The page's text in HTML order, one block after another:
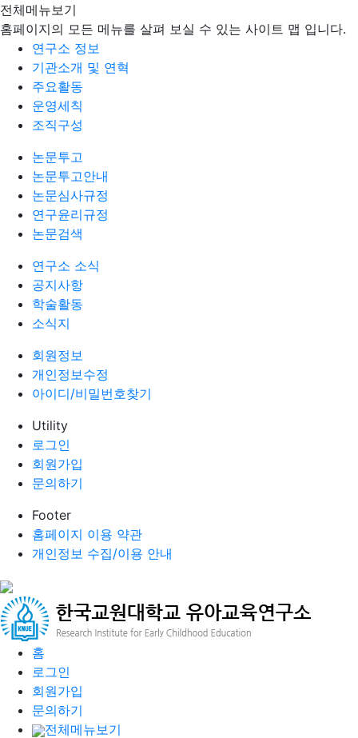
전체메뉴보기
홈페이지의 모든 메뉴를 살펴 보실 수 있는 사이트 맵 입니다.
연구소 정보
기관소개 및 연혁
주요활동
운영세칙
조직구성
논문투고
논문투고안내
논문심사규정
연구윤리규정
논문검색
연구소 소식
공지사항
학술활동
소식지
회원정보
개인정보수정
아이디/비밀번호찾기
Utility
로그인
회원가입
문의하기
Footer
홈페이지 이용 약관
개인정보 수집/이용 안내
홈
로그인
회원가입
문의하기
전체메뉴보기